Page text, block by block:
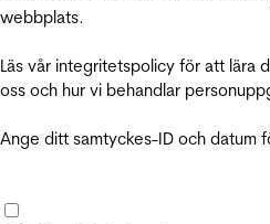
webbplats.
Läs vår integritetspolicy för att lära
oss och hur vi behandlar
Ange ditt samtyckes-ID och datum